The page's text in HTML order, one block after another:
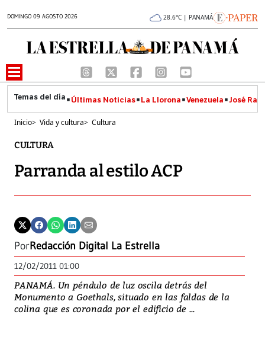
DOMINGO 09 AGOSTO 2026 28.6°C | PANAMÁ
Últimas Noticias La Llorona Venezuela José
Inicio> Vida y cultura> Cultura
CULTURA
Parranda al estilo ACP
PorRedacción Digital La Estrella
12/02/2011 01:00
PANAMÁ. Un péndulo de luz oscila detrás del
Monumento a Goethals, situado en las faldas de la
colina que es coronada por el edificio de ...